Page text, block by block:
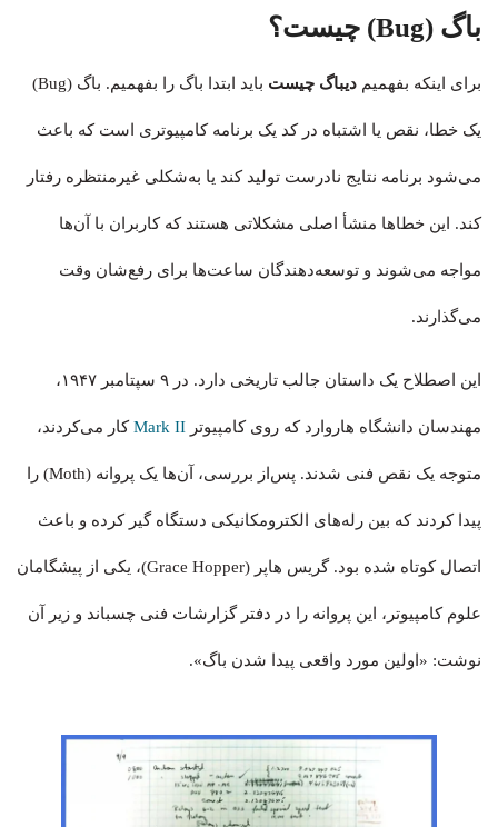
باگ (Bug) چیست؟
برای اینکه بفهمیم دیباگ چیست باید ابتدا باگ را بفهمیم. باگ (Bug)
یک خطا، نقص یا اشتباه در کد یک برنامه کامپیوتری است که باعث
می‌شود برنامه نتایج نادرست تولید کند یا به‌شکلی غیرمنتظره رفتار
کند. این خطاها منشأ اصلی مشکلاتی هستند که کاربران با آن‌ها
مواجه می‌شوند و توسعه‌دهندگان ساعت‌ها برای رفع‌شان وقت
می‌گذارند.
این اصطلاح یک داستان جالب تاریخی دارد. در ۹ سپتامبر ۱۹۴۷،
مهندسان دانشگاه هاروارد که روی کامپیوتر کار می‌کردند،
متوجه یک نقص فنی شدند. پس‌از بررسی، آن‌ها یک پروانه (Moth) را
پیدا کردند که بین رله‌های الکترومکانیکی دستگاه گیر کرده و باعث
اتصال کوتاه شده بود. گریس هاپر (Grace Hopper)، یکی از پیشگامان
علوم کامپیوتر، این پروانه را در دفتر گزارشات فنی چسباند و زیر آن
نوشت: «اولین مورد واقعی پیدا شدن باگ».